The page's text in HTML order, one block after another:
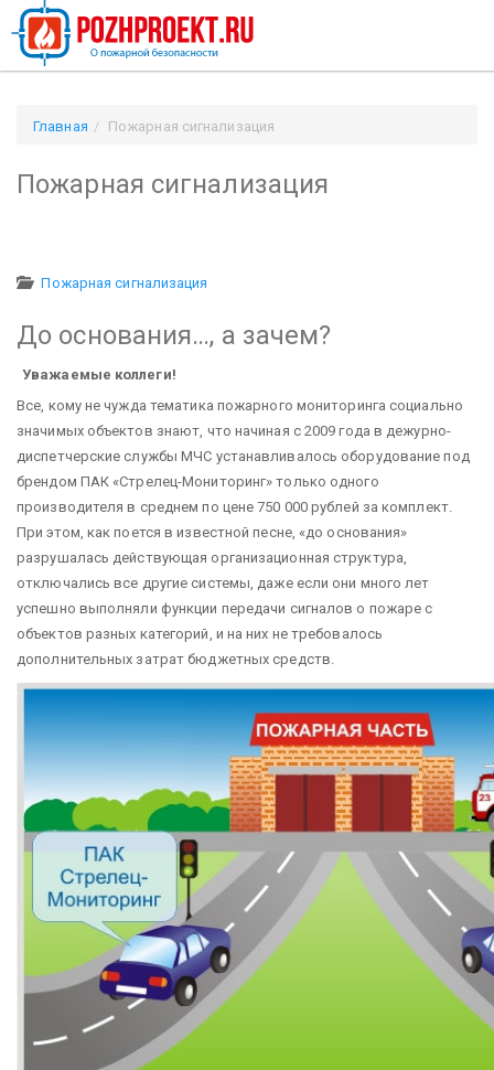
Главная Пожарная сигнализация
Пожарная сигнализация
Пожарная сигнализация
До основания…, а зачем?
Уважаемые коллеги!
Все, кому не чужда тематика пожарного мониторинга социально
значимых объектов знают, что начиная с 2009 года в дежурно-
диспетчерские службы МЧС устанавливалось оборудование под
брендом ПАК «Стрелец-Мониторинг» только одного
производителя в среднем по цене 750 000 рублей за комплект.
При этом, как поется в известной песне, «до основания»
разрушалась действующая организационная структура,
отключались все другие системы, даже если они много лет
успешно выполняли функции передачи сигналов о пожаре с
объектов разных категорий, и на них не требовалось
дополнительных затрат бюджетных средств.